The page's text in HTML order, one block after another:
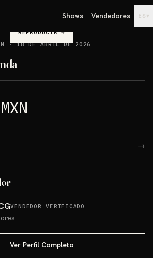
Shows Vendedores ES ▾
REPRODUCIR→
·18 DE ABRIL DE 2026
→
VENDEDOR VERIFICADO
Ver Perfil Completo